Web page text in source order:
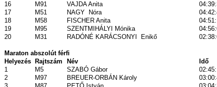
16
M91 VAJDA Anita
17
M51 NAGY Nóra
18
M58 FISCHER Anita
19
M95 SZENTMIHÁLYI Mónika
20
M31 RADÓNÉ KARÁCSONYI Enikő
Maraton abszolút férfi
Helyezés
Rajtszám Név
Idő
1
M5 SZABÓ Gábor
2
M97 BREUER-ORBÁN Károly